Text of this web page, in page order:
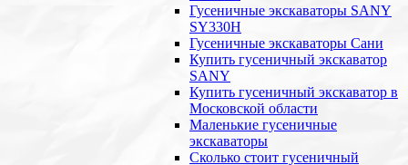
Гусеничные экскаваторы SANY
SY330H
Гусеничные экскаваторы Сани
Купить гусеничный экскаватор
SANY
Купить гусеничный экскаватор в
Московской области
Маленькие гусеничные
экскаваторы
Сколько стоит гусеничный